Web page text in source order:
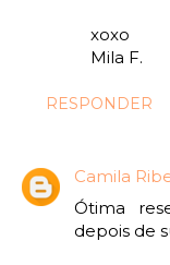
xoxo
Mila F.
RESPONDER
Camila
Ótima
depois de